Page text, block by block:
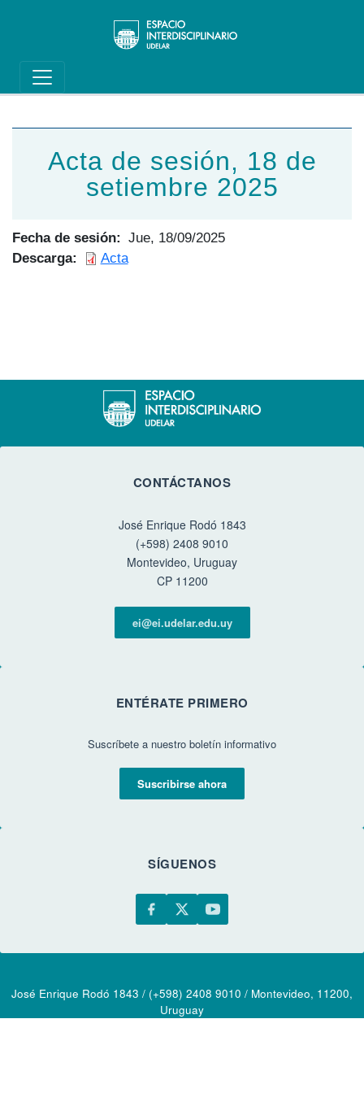
Main navigation
Acta de sesión, 18 de
setiembre 2025
Fecha de sesión
Jue, 18/09/2025
Descarga
Acta
CONTÁCTANOS
José Enrique Rodó 1843
(+598) 2408 9010
Montevideo, Uruguay
CP 11200
ei@ei.udelar.edu.uy
ENTÉRATE PRIMERO
Suscríbete a nuestro boletín informativo
Suscribirse ahora
SÍGUENOS
José Enrique Rodó 1843 / (+598) 2408 9010 / Montevideo, 11200,
Uruguay